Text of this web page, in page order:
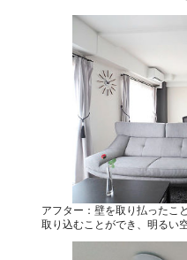
アフター：壁を取り払ったこ
取り込むことができ、明るい